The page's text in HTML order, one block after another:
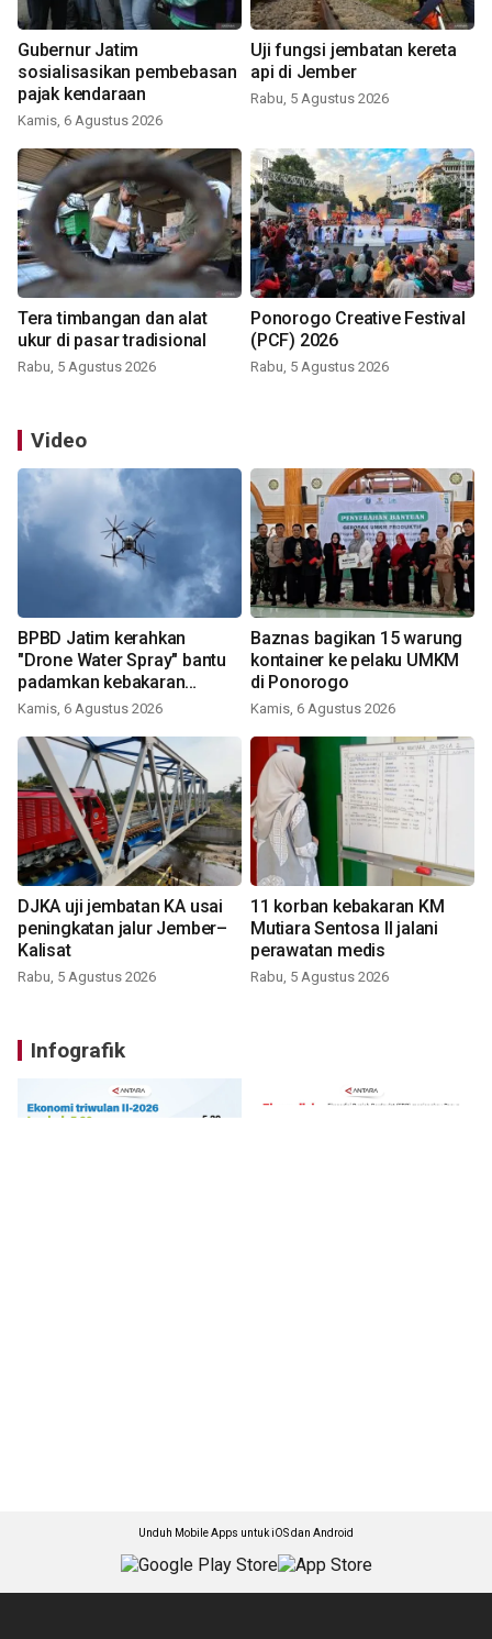
Gubernur Jatim
sosialisasikan pembebasan
pajak kendaraan
Kamis, 6 Agustus 2026
Uji fungsi jembatan kereta
api di Jember
Rabu, 5 Agustus 2026
Tera timbangan dan alat
ukur di pasar tradisional
Rabu, 5 Agustus 2026
Ponorogo Creative Festival
(PCF) 2026
Rabu, 5 Agustus 2026
Video
BPBD Jatim kerahkan
"Drone Water Spray" bantu
padamkan kebakaran
Bromo
Kamis, 6 Agustus 2026
Baznas bagikan 15 warung
kontainer ke pelaku UMKM
di Ponorogo
Kamis, 6 Agustus 2026
DJKA uji jembatan KA usai
peningkatan jalur Jember–
Kalisat
Rabu, 5 Agustus 2026
11 korban kebakaran KM
Mutiara Sentosa II jalani
perawatan medis
Rabu, 5 Agustus 2026
Infografik
Unduh Mobile Apps untuk iOS dan Android